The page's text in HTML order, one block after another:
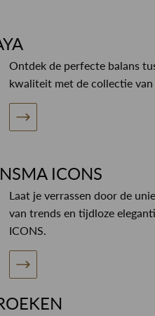
Ontdek de perfecte balans
kwaliteit met de collectie van
ICONS
Laat je verrassen door de
van trends en tijdloze
ICONS.